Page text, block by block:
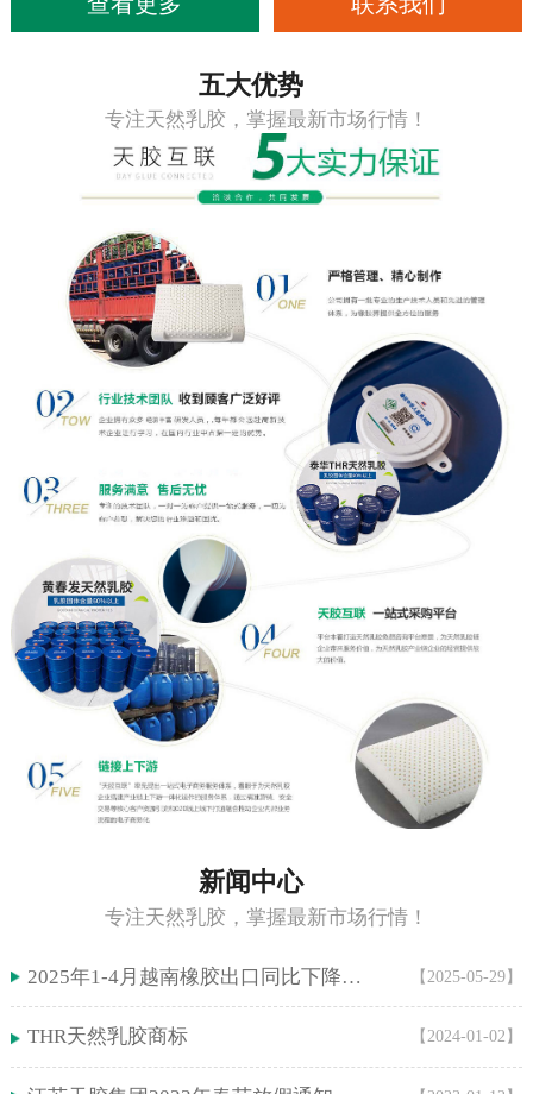
五大优势
专注天然乳胶，掌握最新市场行情！
新闻中心
专注天然乳胶，掌握最新市场行情！
2025年1-4月越南橡胶出口同比下降5.9%！ 【2025-05-29】
THR天然乳胶商标 【2024-01-02】